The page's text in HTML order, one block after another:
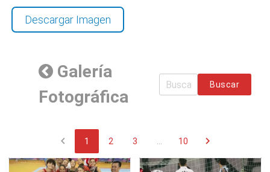
Descargar Imagen
Galería
Fotográfica
Buscar
chevron_left 1 2 3 ... 10 chevron_right